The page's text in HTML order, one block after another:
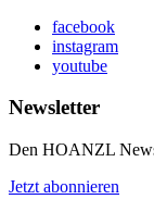
facebook
instagram
youtube
Newsletter
Den HOANZL
Jetzt abonnieren